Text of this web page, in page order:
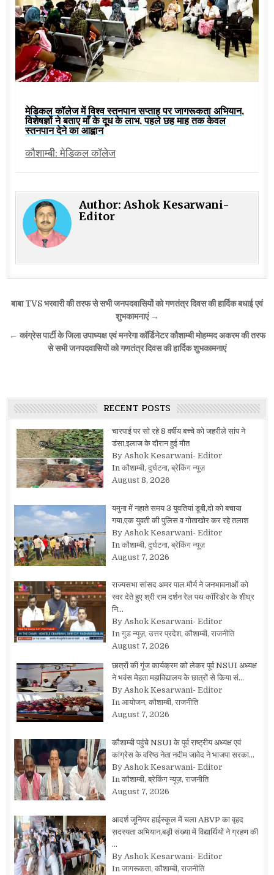
मेडिकल कॉलेज में विश्व स्तनपान सप्ताह पर जागरूकता अभियान,
विशेषज्ञों ने बताए माँ के दूध के लाभ, पहले छह माह तक केवल
स्तनपान देने का आह्वान
कौशाम्बी: मेडिकल कॉलेज
Author:Ashok Kesarwani-
Editor
Post
बाबा TVS भरवारी की तरफ से सभी जनपदवासियों को गणतंत्र दिवस की हार्दिक बधाई एवं
शुभकामनाएं →
← कांग्रेस पार्टी के जिला उपाध्यक्ष एवं मनरेगा कॉर्डिनेटर कौशाम्बी मोहम्मद अकरम की तरफ
से सभी जनपदवासियों को गणतंत्र दिवस की हार्दिक शुभकामनाएं
RECENT POSTS
चारपाई पर सो रहे 8 वर्षीय बच्चे को जहरीले सांप ने
डंसा,इलाज के दौरान हुई मौत
By Ashok Kesarwani- Editor
In कौशाम्बी, दुर्घटना, ब्रेकिंग न्यूज़
August 8, 2026
यमुना में नहाते समय 3 युवतियां डूबी,दो को बचाया
गया,एक युवती की पुलिस व गोताखोर कर रहे तलाश
By Ashok Kesarwani- Editor
In कौशाम्बी, दुर्घटना, ब्रेकिंग न्यूज़
August 7, 2026
राज्यसभा सांसद अमर पाल मौर्य ने जनभावनाओं को
स्वर देते हुए श्री राम दर्शन रेल पथ कॉरिडोर के शीघ्र
नि…
By Ashok Kesarwani- Editor
In गुड न्यूज़, उत्तर प्रदेश, कौशाम्बी, राजनीति
August 7, 2026
छात्रों की गूंज कार्यक्रम को लेकर पूर्व NSUI अध्यक्ष
ने भवंस मेहता महाविद्यालय के छात्रों से किया सं…
By Ashok Kesarwani- Editor
In आयोजन, कौशाम्बी, राजनीति
August 7, 2026
कौशाम्बी पहुंचे NSUI के पूर्व राष्ट्रीय अध्यक्ष एवं
कांग्रेस के वरिष्ठ नेता नदीम जावेद ने भाजपा सरका…
By Ashok Kesarwani- Editor
In कौशाम्बी, ब्रेकिंग न्यूज़, राजनीति
August 7, 2026
आदर्श जूनियर हाईस्कूल में चला ABVP का वृहद
सदस्यता अभियान,बड़ी संख्या में विद्यार्थियों ने ग्रहण की
…
By Ashok Kesarwani- Editor
In जागरूकता, कौशाम्बी, राजनीति